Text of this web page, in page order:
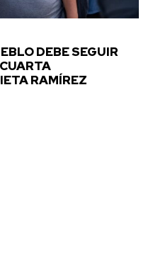
DEBE SEGUIR
RAMÍREZ